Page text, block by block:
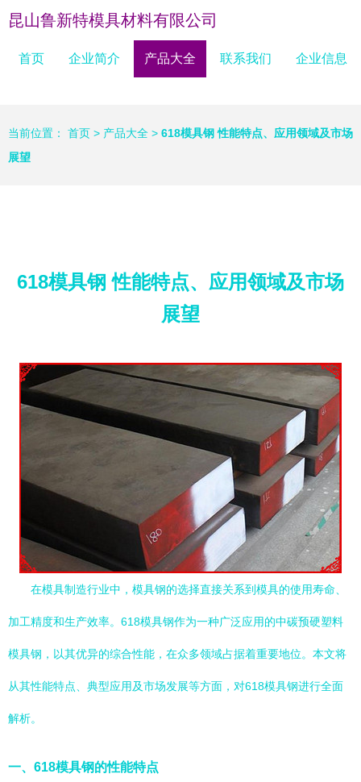
昆山鲁新特模具材料有限公司
首页 企业简介 产品大全 联系我们 企业信息
当前位置： 首页 > 产品大全 > 618模具钢 性能特点、应用领域及市场
展望
618模具钢 性能特点、应用领域及市场
展望
在模具制造行业中，模具钢的选择直接关系到模具的使用寿命、
加工精度和生产效率。618模具钢作为一种广泛应用的中碳预硬塑料
模具钢，以其优异的综合性能，在众多领域占据着重要地位。本文将
从其性能特点、典型应用及市场发展等方面，对618模具钢进行全面
解析。
一、618模具钢的性能特点